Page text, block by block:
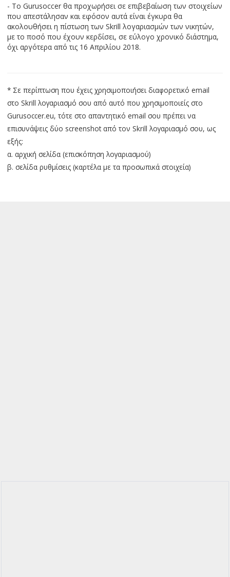
- To Gurusoccer θα προχωρήσει σε επιβεβαίωση των στοιχείων
που απεστάλησαν και εφόσον αυτά είναι έγκυρα θα
ακολουθήσει η πίστωση των Skrill λογαριασμών των νικητών,
με το ποσό που έχουν κερδίσει, σε εύλογο χρονικό διάστημα,
όχι αργότερα από τις 16 Απριλίου 2018.
* Σε περίπτωση που έχεις χρησιμοποιήσει διαφορετικό email
στο Skrill λογαριασμό σου από αυτό που χρησιμοποιείς στο
Gurusoccer.eu, τότε στο απαντητικό email σου πρέπει να
επισυνάψεις δύο screenshot από τον Skrill λογαριασμό σου, ως
εξής:
α. αρχική σελίδα (επισκόπηση λογαριασμού)
β. σελίδα ρυθμίσεις (καρτέλα με τα προσωπικά στοιχεία)